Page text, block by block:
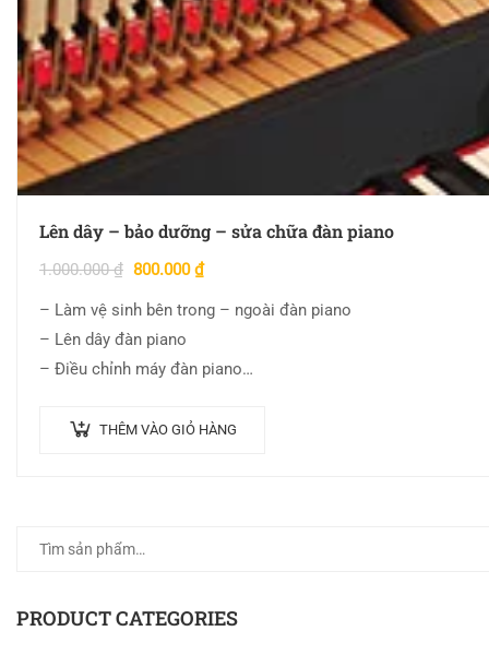
Lên dây – bảo dưỡng – sửa chữa đàn piano
1.000.000₫ 800.000₫
– Làm vệ sinh bên trong – ngoài đàn piano
– Lên dây đàn piano
– Điều chỉnh máy đàn piano
THÊM VÀO GIỎ HÀNG
PRODUCT CATEGORIES